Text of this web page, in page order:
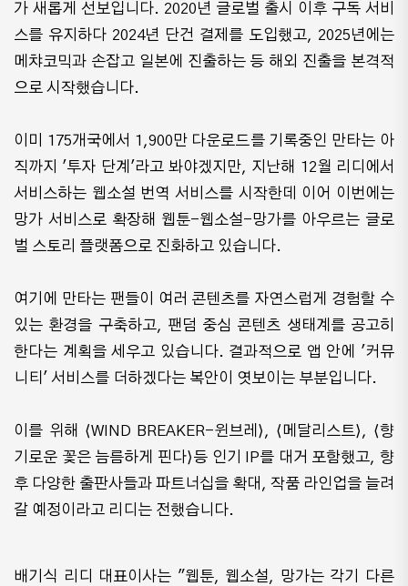
가 새롭게 선보입니다. 2020년 글로벌 출시 이후 구독 서비
스를 유지하다 2024년 단건 결제를 도입했고, 2025년에는
메챠코믹과 손잡고 일본에 진출하는 등 해외 진출을 본격적
으로 시작했습니다.
이미 175개국에서 1,900만 다운로드를 기록중인 만타는 아
직까지 '투자 단계'라고 봐야겠지만, 지난해 12월 리디에서
서비스하는 웹소설 번역 서비스를 시작한데 이어 이번에는
망가 서비스로 확장해 웹툰-웹소설-망가를 아우르는 글로
벌 스토리 플랫폼으로 진화하고 있습니다.
여기에 만타는 팬들이 여러 콘텐츠를 자연스럽게 경험할 수
있는 환경을 구축하고, 팬덤 중심 콘텐츠 생태계를 공고히
한다는 계획을 세우고 있습니다. 결과적으로 앱 안에 '커뮤
니티' 서비스를 더하겠다는 복안이 엿보이는 부분입니다.
이를 위해 ⟨WIND BREAKER-윈브레⟩, ⟨메달리스트⟩, ⟨향
기로운 꽃은 늠름하게 핀다⟩등 인기 IP를 대거 포함했고, 향
후 다양한 출판사들과 파트너십을 확대, 작품 라인업을 늘려
갈 예정이라고 리디는 전했습니다.
배기식 리디 대표이사는 "웹툰, 웹소설, 망가는 각기 다른